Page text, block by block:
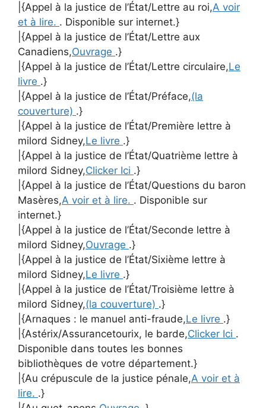
|{Appel à la justice de l’État/Lettre au roi,A voir
et à lire. . Disponible sur internet.}
|{Appel à la justice de l’État/Lettre aux
Canadiens,Ouvrage .}
|{Appel à la justice de l’État/Lettre circulaire,Le
livre .}
|{Appel à la justice de l’État/Préface,(la
couverture) .}
|{Appel à la justice de l’État/Première lettre à
milord Sidney,Le livre .}
|{Appel à la justice de l’État/Quatrième lettre à
milord Sidney,Clicker Ici .}
|{Appel à la justice de l’État/Questions du baron
Masères,A voir et à lire. . Disponible sur
internet.}
|{Appel à la justice de l’État/Seconde lettre à
milord Sidney,Ouvrage .}
|{Appel à la justice de l’État/Sixième lettre à
milord Sidney,Le livre .}
|{Appel à la justice de l’État/Troisième lettre à
milord Sidney,(la couverture) .}
|{Arnaques : le manuel anti-fraude,Le livre .}
|{Astérix/Assurancetourix, le barde,Clicker Ici .
Disponible dans toutes les bonnes
bibliothèques de votre département.}
|{Au crépuscule de la justice pénale,A voir et à
lire. .}